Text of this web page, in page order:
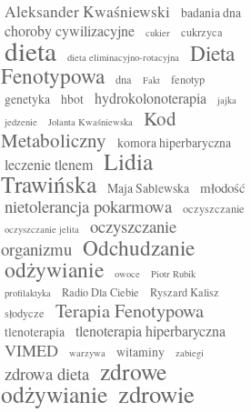
Aleksander Kwaśniewski badania dna
choroby cywilizacyjne cukier cukrzyca
dieta dieta eliminacyjno-rotacyjna Dieta
Fenotypowa dna Fakt fenotyp
genetyka hbot hydrokolonoterapia
jajka
jedzenie
Jolanta Kwaśniewska
Kod
Metaboliczny
komora hiperbaryczna
leczenie tlenem Lidia
Trawińska Maja Sablewska młodość
nietolerancja pokarmowa oczyszczanie
oczyszczanie jelita
oczyszczanie
organizmu Odchudzanie
odżywianie owoce
Piotr Rubik
profilaktyka
Radio Dla Ciebie
Ryszard Kalisz
słodycze
Terapia Fenotypowa
tlenoterapia tlenoterapia hiperbaryczna
VIMED warzywa witaminy zabiegi
zdrowa dieta zdrowe
odżywianie zdrowie